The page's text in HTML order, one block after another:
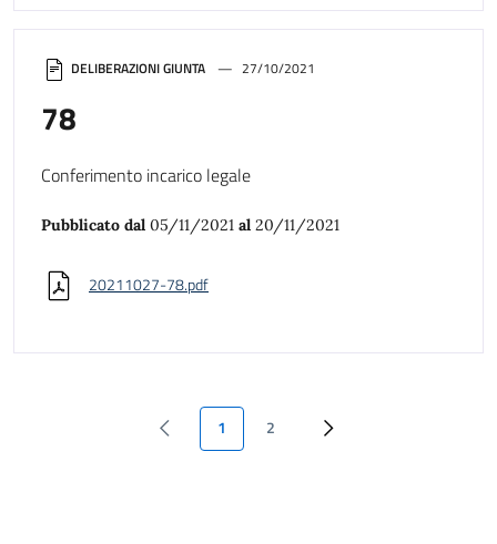
DELIBERAZIONI GIUNTA 27/10/2021
78
Conferimento incarico legale
Pubblicato dal 05/11/2021 al 20/11/2021
20211027-78.pdf
1 2